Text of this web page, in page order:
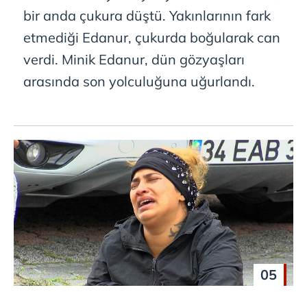
bir anda çukura düştü. Yakınlarının fark
etmediği Edanur, çukurda boğularak can
verdi. Minik Edanur, dün gözyaşları
arasında son yolculuğuna uğurlandı.
05